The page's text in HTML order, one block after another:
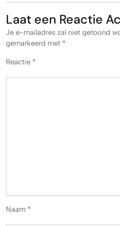
Laat een Reactie
Je e-mailadres zal niet getoond
gemarkeerd met *
Reactie *
Naam *